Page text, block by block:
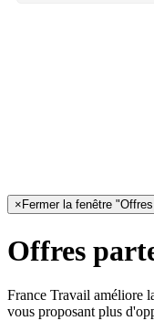
× Fermer la fenêtre
Offres
France Travail améliore
vous proposant plus